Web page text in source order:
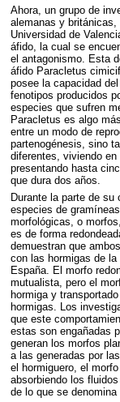
Ahora, un grupo de
alemanas y
Universidad de
áfido, la cual se
el antagonismo. Esta
áfido Paracletus
posee la capacidad
fenotipos producidos
especies que sufren
Paracletus es algo
entre un modo de
partenogénesis, sino
diferentes, viviendo
presentando hasta
que dura dos años.
Durante la parte de
especies de
morfológicas, o
es de forma
demuestran que
con las hormigas de
España. El morfo
mutualista, pero el
hormiga y
hormigas. Los
que este
estas son engañadas
generan los morfos
a las generadas por
el hormiguero, el
absorbiendo los
de lo que se